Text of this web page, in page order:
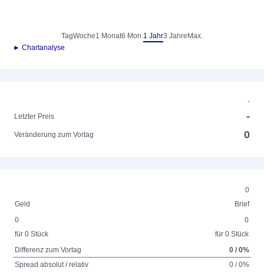
TagWoche1 Monat6 Mon.1 Jahr3 Jahre Max.
► Chartanalyse
-
Letzter Preis
-
Veränderung zum Vortag 0
0
Geld
Brief
0
für 0 Stück
0
für 0 Stück
Differenz zum Vortag
0 / 0%
Spread absolut / relativ
0 / 0%